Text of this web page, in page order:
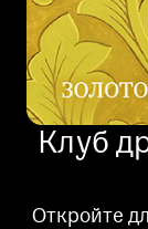
Клуб
Откройте